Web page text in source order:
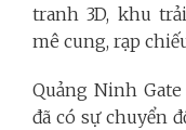
tranh 3D, khu
mê cung, rạp
Quảng Ninh
đã có sự chuyển